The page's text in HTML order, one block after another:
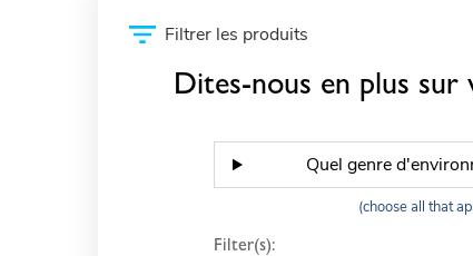
Filtrer les produits
Dites-nous en plus sur
Quel genre
(choose all that
Filter(s):